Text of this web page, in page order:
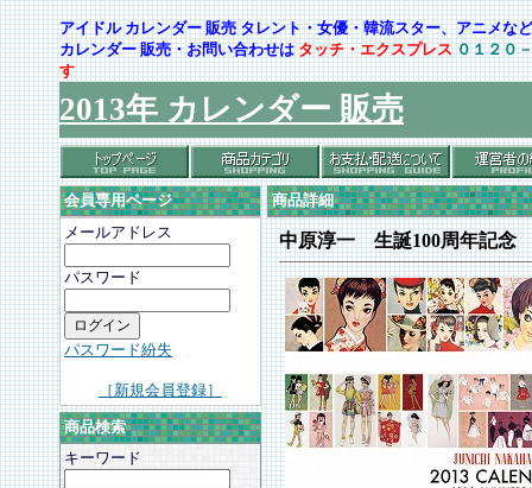
アイドル カレンダー 販売 タレント・女優・韓流スター、アニメ
カレンダー 販売・お問い合わせはタッチ・エクスプレス ０１２０
す
2013年 カレンダー 販売
会員専用ページ
メールアドレス
パスワード
パスワード紛失
［新規会員登録］
商品検索
キーワード
商品詳細
中原淳一 生誕100周年記念